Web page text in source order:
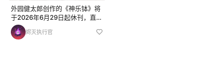
外园健太郎创作的《神乐钵》将
于2026年6月29日起休刊，直至
8月。 电视动画将于2027年4月
开播。 这是一部刊载于《周刊少
烬灭执行官